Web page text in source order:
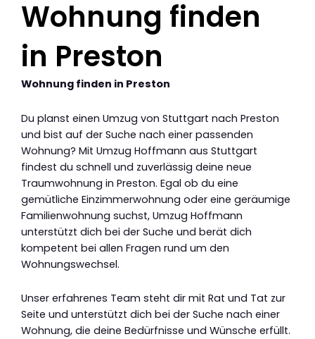
Wohnung finden
in Preston
Wohnung finden in Preston
Du planst einen Umzug von Stuttgart nach Preston
und bist auf der Suche nach einer passenden
Wohnung? Mit Umzug Hoffmann aus Stuttgart
findest du schnell und zuverlässig deine neue
Traumwohnung in Preston. Egal ob du eine
gemütliche Einzimmerwohnung oder eine geräumige
Familienwohnung suchst, Umzug Hoffmann
unterstützt dich bei der Suche und berät dich
kompetent bei allen Fragen rund um den
Wohnungswechsel.
Unser erfahrenes Team steht dir mit Rat und Tat zur
Seite und unterstützt dich bei der Suche nach einer
Wohnung, die deine Bedürfnisse und Wünsche erfüllt.